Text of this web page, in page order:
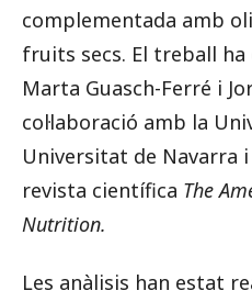
complementada amb
fruits secs. El treball
Marta Guasch-Ferré i
col·laboració amb la
Universitat de Navarra
revista científica The
Nutrition.
Les anàlisis han estat